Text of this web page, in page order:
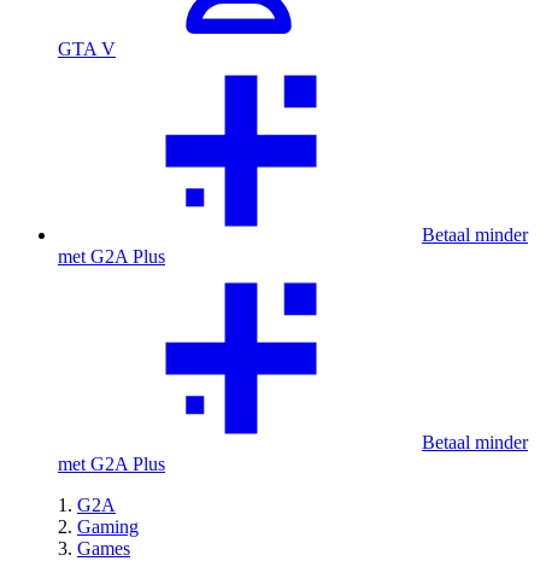
GTA V
Betaal minder
met G2A Plus
Betaal minder
met G2A Plus
G2A
Gaming
Games